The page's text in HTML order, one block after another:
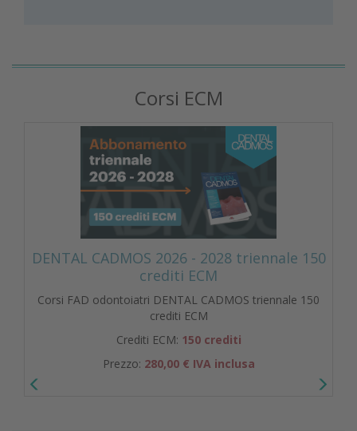
Corsi ECM
DENTAL CADMOS 2026 - 2028 triennale 150
crediti ECM
Corsi FAD odontoiatri DENTAL CADMOS triennale 150
crediti ECM
Crediti ECM: 150 crediti
Prezzo: 280,00 € IVA inclusa